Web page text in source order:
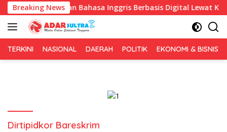
Langsung
ke
konten
Breaking NewsBahasa Inggris Berbasis Digital Lewat KKN
TERKINI NASIONAL DAERAH POLITIK EKONOMI & BISNIS
Dirtipidkor Bareskrim